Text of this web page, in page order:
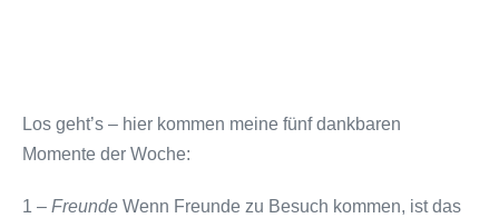
Los geht’s – hier kommen meine fünf dankbaren
Momente der Woche:
1 – Freunde Wenn Freunde zu Besuch kommen, ist das